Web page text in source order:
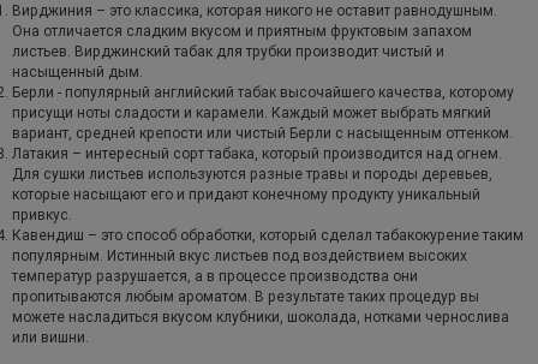
Вирджиния – это классика, которая никого не оставит равнодушным.
Она отличается сладким вкусом и приятным фруктовым запахом
листьев. Вирджинский табак для трубки производит чистый и
насыщенный дым.
Берли - популярный английский табак высочайшего качества, которому
присущи ноты сладости и карамели. Каждый может выбрать мягкий
вариант, средней крепости или чистый Берли с насыщенным оттенком.
Латакия – интересный сорт табака, который производится над огнем.
Для сушки листьев используются разные травы и породы деревьев,
которые насыщают его и придают конечному продукту уникальный
привкус.
Кавендиш – это способ обработки, который сделал табакокурение таким
популярным. Истинный вкус листьев под воздействием высоких
температур разрушается, а в процессе производства они
пропитываются любым ароматом. В результате таких процедур вы
можете насладиться вкусом клубники, шоколада, нотками чернослива
или вишни.